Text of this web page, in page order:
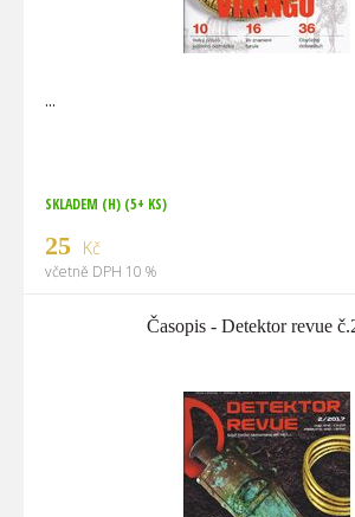
SKLADEM (H) (5+ KS)
25 Kč
včetně DPH 10 %
Časopis - Detektor revue